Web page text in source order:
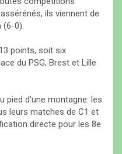
ils viennent de
(6-0).
points, soit six
du PSG, Brest et Lille
d’une montagne: les
leurs matches de C1 et
directe pour les 8e